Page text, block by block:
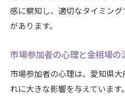
感に察知し、適切なタイミン
があります。
市場参加者の心理と金相場の
市場参加者の心理は、愛知県
れに大きな影響を与えていま